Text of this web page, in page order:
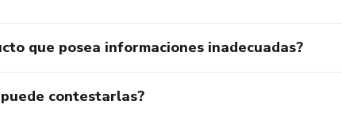
que posea informaciones inadecuadas?
contestarlas?